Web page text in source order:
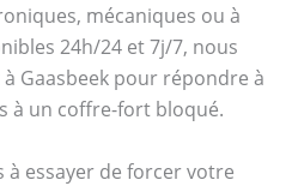
mécaniques ou à
24h/24 et 7j/7, nous
Gaasbeek pour répondre à
à un coffre-fort bloqué.
à essayer de forcer votre